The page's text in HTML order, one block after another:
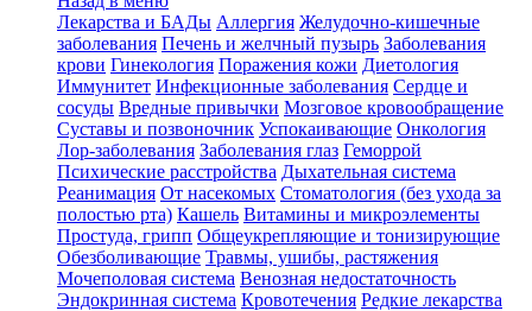
Лекарства и БАДы Аллергия Желудочно-кишечные
заболевания Печень и желчный пузырь Заболевания
крови Гинекология Поражения кожи Диетология
Иммунитет Инфекционные заболевания Сердце и
сосуды Вредные привычки Мозговое кровообращение
Суставы и позвоночник Успокаивающие Онкология
Лор-заболевания Заболевания глаз Геморрой
Психические расстройства Дыхательная система
Реанимация От насекомых Стоматология (без ухода за
полостью рта) Кашель Витамины и микроэлементы
Простуда, грипп Общеукрепляющие и тонизирующие
Обезболивающие Травмы, ушибы, растяжения
Мочеполовая система Венозная недостаточность
Эндокринная система Кровотечения Редкие лекарства